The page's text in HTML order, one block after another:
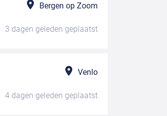
Bergen op Zoom
3 dagen geleden geplaatst
Venlo
4 dagen geleden geplaatst